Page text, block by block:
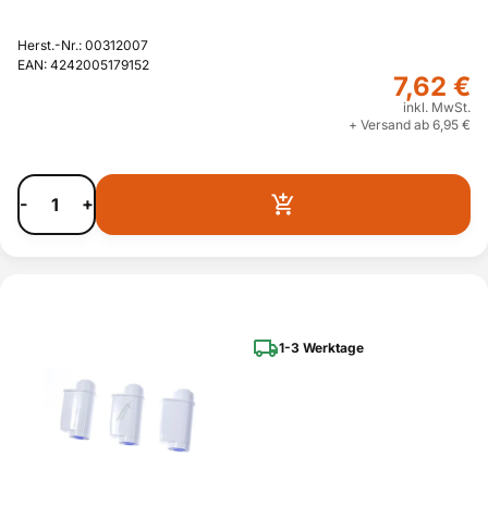
Herst.-Nr.: 00312007
EAN: 4242005179152
7,62 €
inkl. MwSt.
+ Versand ab 6,95 €
- +
1-3 Werktage